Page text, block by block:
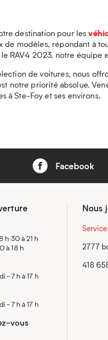
destination pour les
de modèles, répondant à
RAV4 2023, notre équipe
de voitures, nous
notre priorité absolue.
à Ste-Foy et ses environs.
Facebook
h 30 à 21 h
à 18 h
- 7 h à 17 h
- 7 h à 17 h
vous
Nous
2777
418